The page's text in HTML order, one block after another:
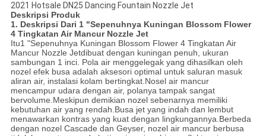
2021 Hotsale DN25 Dancing Fountain Nozzle Jet
Deskripsi Produk
1. Deskripsi Dari 1 "Sepenuhnya Kuningan Blossom Flower
4 Tingkatan Air Mancur Nozzle Jet
Itu1 "Sepenuhnya Kuningan Blossom Flower 4 Tingkatan Air
Mancur Nozzle Jetdibuat dengan kuningan penuh, ukuran
sambungan 1 inci. Pola air menggelegak yang dihasilkan oleh
nozel efek busa adalah aksesori optimal untuk saluran masuk
aliran air, instalasi kolam bertingkat.Nosel air mancur
mencampur udara dengan air, polanya tampak sangat
bervolume.Meskipun demikian nozel sebenarnya memiliki
kebutuhan air yang rendah.Busa jet yang indah dan lembut
menawarkan kontras yang kuat dengan lingkungannya.Berbeda
dengan nozel Cascade dan Geyser, nozel air mancur berbusa